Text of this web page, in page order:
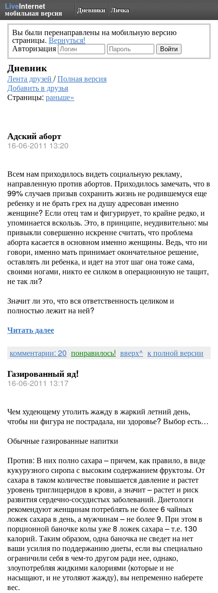
LiveInternet
мобильная версия Дневники Личка
Вы были перенаправлены на мобильную версию
страницы. Вернуться!
Авторизация
Дневник
Лента друзей /Полная версия
Добавить в друзья
Страницы: раньше»
Адский аборт
16-06-2011 13:20
Всем нам приходилось видеть социальную рекламу,
направленную против абортов. Приходилось замечать, что в
99% случаев призыв сохранить жизнь не родившемуся еще
ребенку и не брать грех на душу адресован именно
женщине? Если отец там и фигурирует, то крайне редко, и
упоминается вскользь. Это, в принципе, неудивительно: мы
привыкли совершенно искренне считать, что проблема
аборта касается в основном именно женщины. Ведь, что ни
говори, именно мать принимает окончательное решение,
оставлять ли ребенка, и идет на этот шаг она тоже сама,
своими ногами, никто ее силком в операционную не тащит,
не так ли?
Значит ли это, что вся ответственность целиком и
полностью лежит на ней?
Читать далее
комментарии: 20 понравилось! вверх^ к полной версии
Газированный яд!
16-06-2011 13:17
Чем худеющему утолить жажду в жаркий летний день,
чтобы ни фигура не пострадала, ни здоровье? Выбор есть…
Обычные газированные напитки
Против: В них полно сахара – причем, как правило, в виде
кукурузного сиропа с высоким содержанием фруктозы. От
сахара в таком количестве повышается давление и растет
уровень триглицеридов в крови, а значит – растет и риск
развития сердечно-сосудистых заболеваний. Диетологи
рекомендуют женщинам потреблять не более 6 чайных
ложек сахара в день, а мужчинам – не более 9. При этом в
порционной баночке колы уже 8 ложек сахара – т.е. 130
калорий. Таким образом, одна баночка не сведет на нет
ваши усилия по поддержанию диеты, если вы специально
ограничили себя в чем-то другом ради нее, однако,
злоупотребляя жидкими калориями (которые и не
насыщают, и не утоляют жажду), вы непременно наберете
вес.